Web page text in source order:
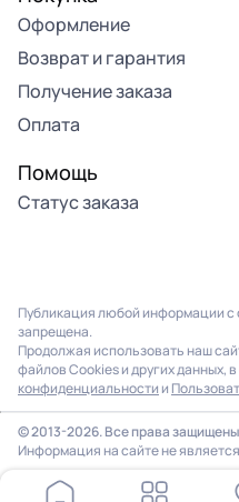
Оформление
Возврат и гарантия
Получение заказа
Оплата
Помощь
Статус заказа
Публикация любой информации с
запрещена.
Продолжая использовать наш
файлов Cookies и других данных,
конфиденциальности и
© 2013-2026. Все права
Информация на сайте не